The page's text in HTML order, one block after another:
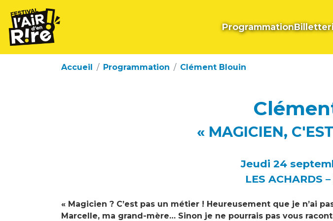
Programmation
Accueil Programmation Clément Blouin
« MAGICIEN,
Jeudi 24
LES ACHARDS
« Magicien ? C’est pas un métier ! Heureusement que je n’ai
Marcelle, ma grand-mère… Sinon je ne pourrais pas vous